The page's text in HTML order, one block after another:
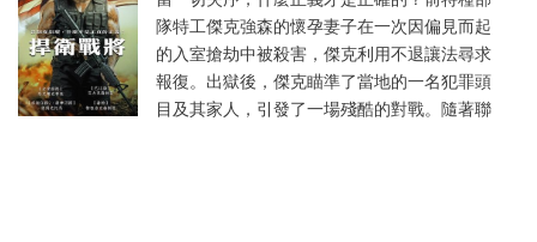
隊特工傑克強森的懷孕妻子在一次因偏見而起
的入室搶劫中被殺害，傑克利用不退讓法尋求
報復。出獄後，傑克瞄準了當地的一名犯罪頭
目及其家人，引發了一場殘酷的對戰。隨著聯